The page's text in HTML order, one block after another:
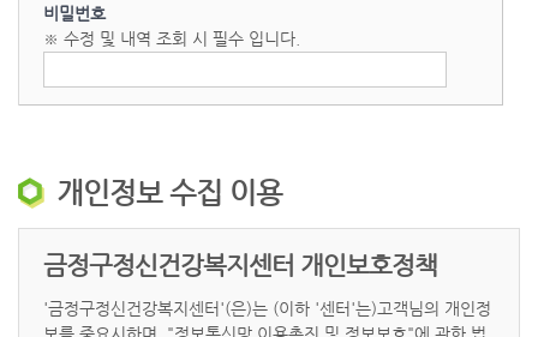
비밀번호
※ 수정 및 내역 조회 시 필수 입니다.
개인정보 수집 이용
금정구정신건강복지센터 개인보호정책
'금정구정신건강복지센터'(은)는 (이하 '센터'는)고객님의 개인정